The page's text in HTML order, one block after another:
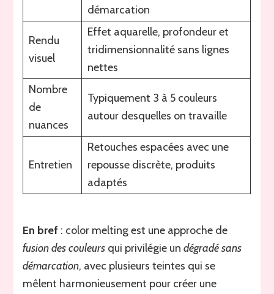
un
dégradé
sans
démarcation
Rendu
visuel
Effet aquarelle, profondeur et
tridimensionnalité sans lignes
nettes
Nombre
de
nuances
Typiquement 3 à 5 couleurs
autour desquelles on travaille
Entretien
Retouches espacées avec une
repousse discrète, produits
adaptés
En bref : color melting est une approche de
fusion des couleurs qui privilégie undégradé sans
démarcation, avec plusieurs teintes qui se
mêlent harmonieusement pour créer une